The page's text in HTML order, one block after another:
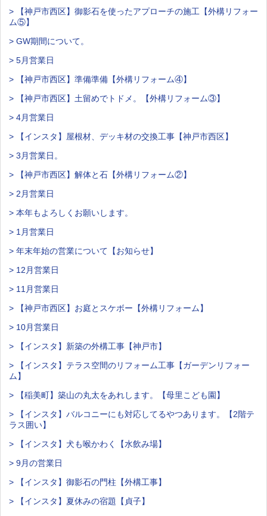
> 【神戸市西区】御影石を使ったアプローチの施工【外構リフォー
ム⑤】
> GW期間について。
> 5月営業日
> 【神戸市西区】準備準備【外構リフォーム④】
> 【神戸市西区】土留めでトドメ。【外構リフォーム③】
> 4月営業日
> 【インスタ】屋根材、デッキ材の交換工事【神戸市西区】
> 3月営業日。
> 【神戸市西区】解体と石【外構リフォーム②】
> 2月営業日
> 本年もよろしくお願いします。
> 1月営業日
> 年末年始の営業について【お知らせ】
> 12月営業日
> 11月営業日
> 【神戸市西区】お庭とスケボー【外構リフォーム】
> 10月営業日
> 【インスタ】新築の外構工事【神戸市】
> 【インスタ】テラス空間のリフォーム工事【ガーデンリフォー
ム】
> 【稲美町】築山の丸太をあれします。【母里こども園】
> 【インスタ】バルコニーにも対応してるやつあります。【2階テ
ラス囲い】
> 【インスタ】犬も喉かわく【水飲み場】
> 9月の営業日
> 【インスタ】御影石の門柱【外構工事】
> 【インスタ】夏休みの宿題【貞子】